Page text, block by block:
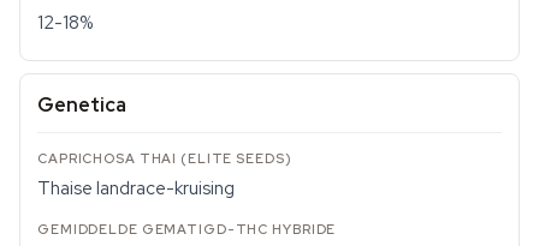
12-18%
Genetica
Thaise landrace-kruising